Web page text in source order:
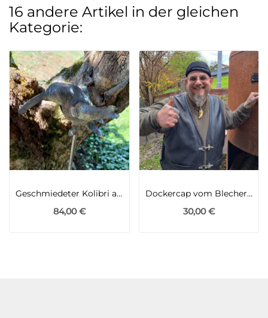
16 andere Artikel in der gleichen
Kategorie:
Geschmiedeter Kolibri aus Eisen unbehandelt
84,00 €
Dockercap vom Blechernen Alex
30,00 €